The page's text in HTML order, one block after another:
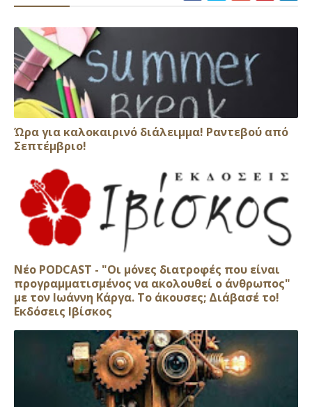
Ώρα για καλοκαιρινό διάλειμμα! Ραντεβού από
Σεπτέμβριο!
Νέο PODCAST - "Οι μόνες διατροφές που είναι
προγραμματισμένος να ακολουθεί ο άνθρωπος"
με τον Ιωάννη Κάργα. Το άκουσες; Διάβασέ το!
Εκδόσεις Ιβίσκος